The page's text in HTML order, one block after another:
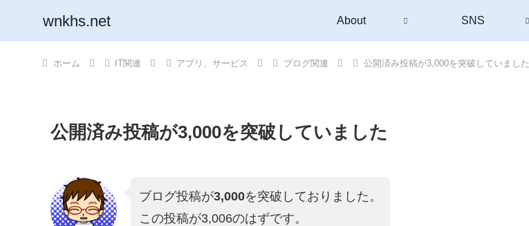
wnkhs.net About SNS
ホーム IT関連 アプリ、サービス ブログ関連 公開済み投稿が3,000を突破していました
公開済み投稿が3,000を突破していました
ブログ投稿が3,000を突破しておりました。
この投稿が3,006のはずです。